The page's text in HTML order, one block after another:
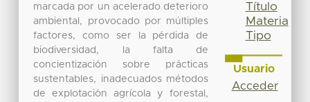
marcada por un acelerado deterioro
ambiental, provocado por múltiples
factores, como ser la pérdida de
biodiversidad, la falta de
concientización sobre prácticas
sustentables, inadecuados métodos
de explotación agrícola y forestal,
Título
Materia
Tipo
Usuario
Acceder